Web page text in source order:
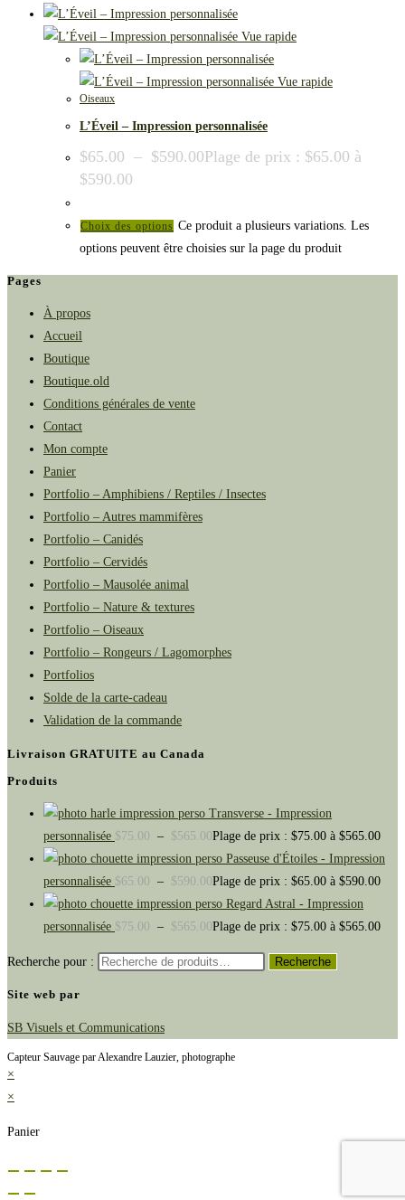
Vue rapide
Vue rapide
Oiseaux
L’Éveil – Impression personnalisée
$65.00 – $590.00Plage de prix : $65.00 à
$590.00
Choix des options Ce produit a plusieurs variations. Les
options peuvent être choisies sur la page du produit
Pages
À propos
Accueil
Boutique
Boutique.old
Conditions générales de vente
Contact
Mon compte
Panier
Portfolio – Amphibiens / Reptiles / Insectes
Portfolio – Autres mammifères
Portfolio – Canidés
Portfolio – Cervidés
Portfolio – Mausolée animal
Portfolio – Nature & textures
Portfolio – Oiseaux
Portfolio – Rongeurs / Lagomorphes
Portfolios
Solde de la carte-cadeau
Validation de la commande
Livraison GRATUITE au Canada
Produits
Transverse - Impression
personnalisée $75.00 – $565.00Plage de prix : $75.00 à $565.00
Passeuse d'Étoiles - Impression
personnalisée $65.00 – $590.00Plage de prix : $65.00 à $590.00
Regard Astral - Impression
personnalisée $75.00 – $565.00Plage de prix : $75.00 à $565.00
Recherche pour : Recherche
Site web par
SB Visuels et Communications
Capteur Sauvage par Alexandre Lauzier, photographe
×
×
Panier